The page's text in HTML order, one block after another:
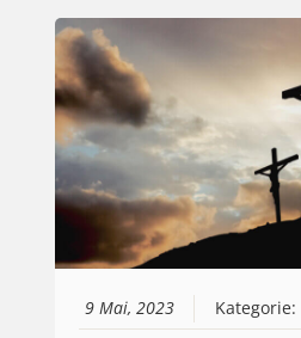
9 Mai, 2023 Kategorie: